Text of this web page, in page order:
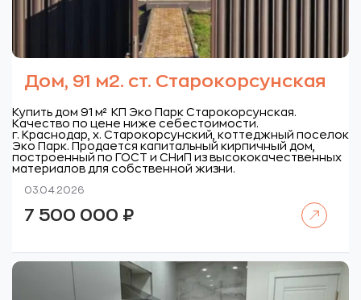
Дом, 91 м2. ст. Старокорсунская
Купить дом 91 м² КП Эко Парк Старокорсунская.
Качество по цене ниже себестоимости.
г. Краснодар, х. Старокорсунский, коттеджный поселок
Эко Парк. Продается капитальный кирпичный дом,
построенный по ГОСТ и СНиП из высококачественных
материалов для собственной жизни.
03.04.2026
7 500 000 ₽